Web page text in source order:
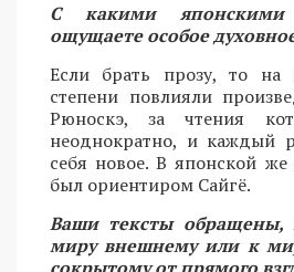
С какими
ощущаете особое
Если брать прозу, то
степени повлияли
Рюноскэ, за чтения
неоднократно, и каждый
себя новое. В японской
был ориентиром Сайгё.
Ваши тексты обращены,
миру внешнему или к